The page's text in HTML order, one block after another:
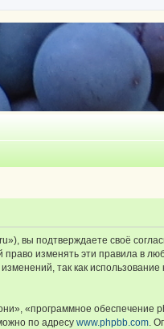
подтверждаете своё
изменять эти правила в
изменений, так как
«программное обеспечение
по адресу www.phpbb.com .